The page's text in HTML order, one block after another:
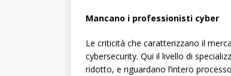
Mancano i professionisti cyber
Le criticità che caratterizzano il
cybersecurity. Qui il livello di
ridotto, e riguardano l’intero